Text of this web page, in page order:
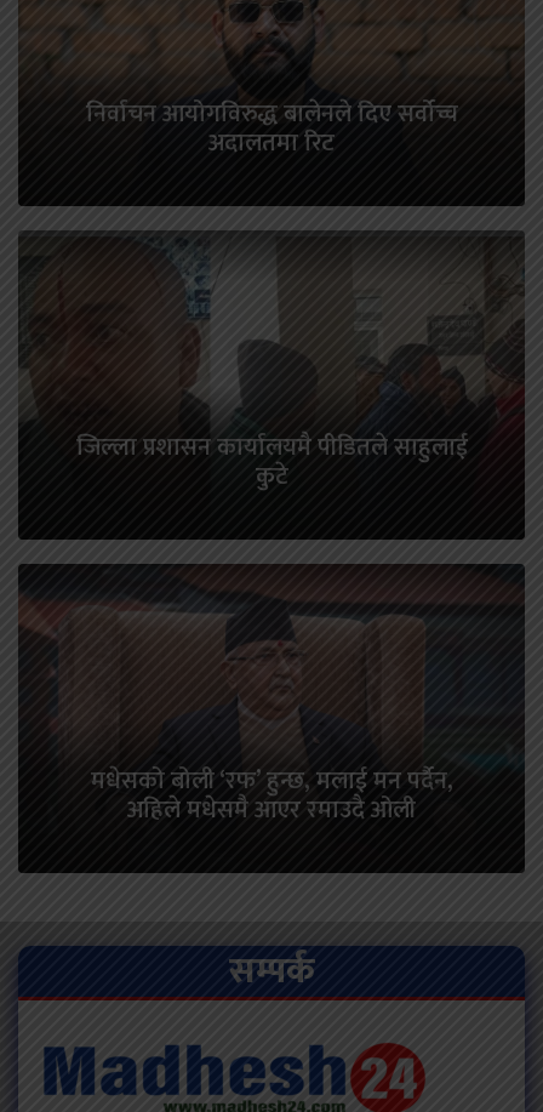
निर्वाचन आयोगविरुद्ध बालेनले दिए सर्वोच्च
अदालतमा रिट
जिल्ला प्रशासन कार्यालयमै पीडितले साहुलाई
कुटे
मधेसको बोली ‘रफ’ हुन्छ, मलाई मन पर्दैन,
अहिले मधेसमै आएर रमाउदै ओली
सम्पर्क